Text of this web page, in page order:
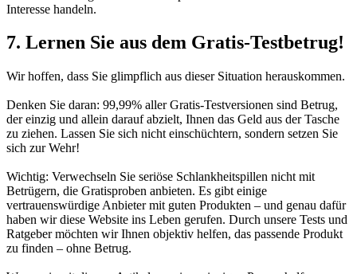
Interesse handeln.
7. Lernen Sie aus dem Gratis-Testbetrug!
Wir hoffen, dass Sie glimpflich aus dieser Situation herauskommen.
Denken Sie daran: 99,99% aller Gratis-Testversionen sind Betrug,
der einzig und allein darauf abzielt, Ihnen das Geld aus der Tasche
zu ziehen. Lassen Sie sich nicht einschüchtern, sondern setzen Sie
sich zur Wehr!
Wichtig: Verwechseln Sie seriöse Schlankheitspillen nicht mit
Betrügern, die Gratisproben anbieten. Es gibt einige
vertrauenswürdige Anbieter mit guten Produkten – und genau dafür
haben wir diese Website ins Leben gerufen. Durch unsere Tests und
Ratgeber möchten wir Ihnen objektiv helfen, das passende Produkt
zu finden – ohne Betrug.